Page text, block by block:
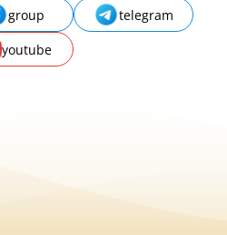
group
telegram
youtube